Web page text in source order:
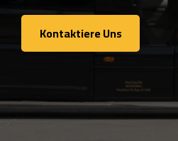
Kontaktiere Uns
Kontaktiere Uns